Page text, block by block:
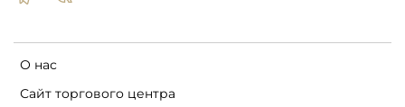
О нас
Сайт торгового центра